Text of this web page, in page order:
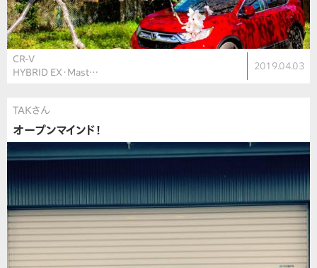
CR-V
HYBRID EX・Mast…
2019.04.03
TAKさん
オープンマインド！